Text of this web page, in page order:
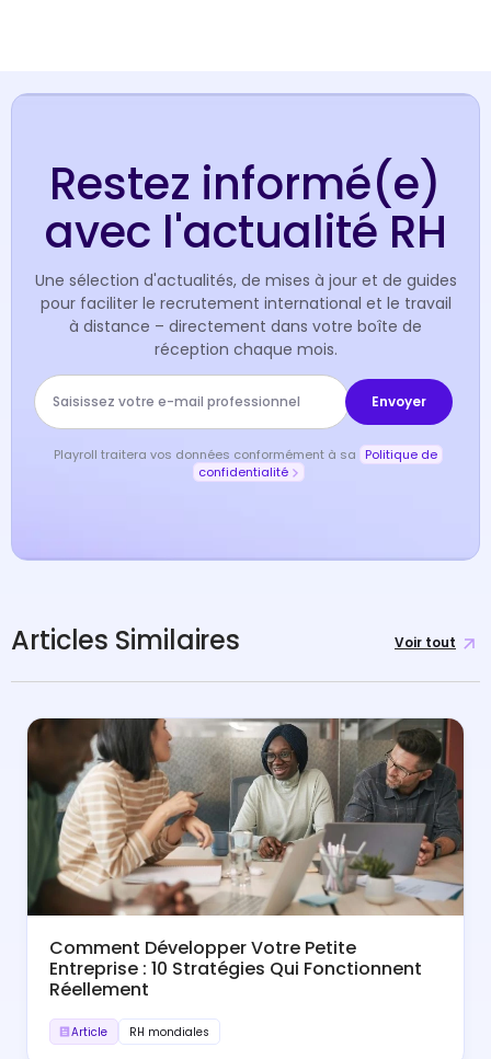
Restez informé(e)
avec l'actualité RH
Une sélection d'actualités, de mises à jour et de guides
pour faciliter le recrutement international et le travail
à distance – directement dans votre boîte de
réception chaque mois.
Playroll traitera vos données conformément à sa
Politique de
confidentialité
Articles Similaires Voir tout
Comment Développer Votre Petite
Entreprise : 10 Stratégies Qui Fonctionnent
Réellement
Article RH mondiales